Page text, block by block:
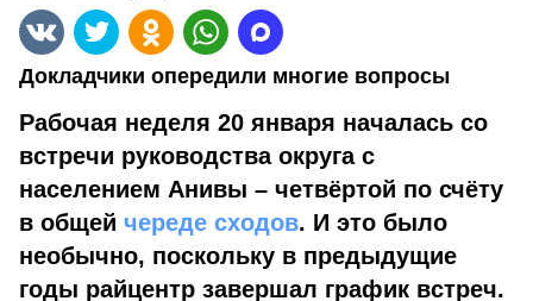
Докладчики опередили многие вопросы
Рабочая неделя 20 января началась со
встречи руководства округа с
населением Анивы – четвёртой по счёту
в общей череде сходов. И это было
необычно, поскольку в предыдущие
годы райцентр завершал график встреч.